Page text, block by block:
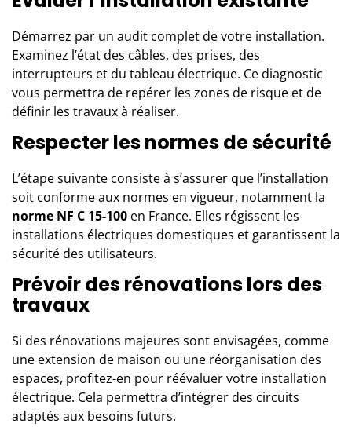
Démarrez par un audit complet de votre installation.
Examinez l’état des câbles, des prises, des
interrupteurs et du tableau électrique. Ce diagnostic
vous permettra de repérer les zones de risque et de
définir les travaux à réaliser.
Respecter les normes de sécurité
L’étape suivante consiste à s’assurer que l’installation
soit conforme aux normes en vigueur, notamment la
norme NF C 15-100 en France. Elles régissent les
installations électriques domestiques et garantissent la
sécurité des utilisateurs.
Prévoir des rénovations lors des
travaux
Si des rénovations majeures sont envisagées, comme
une extension de maison ou une réorganisation des
espaces, profitez-en pour réévaluer votre installation
électrique. Cela permettra d’intégrer des circuits
adaptés aux besoins futurs.